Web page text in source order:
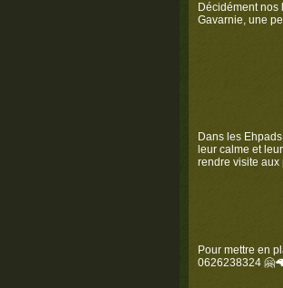
Décidément nos
Gavarnie, une
Dans les
leur calme et
rendre visite aux
Pour mettre en
0626238324